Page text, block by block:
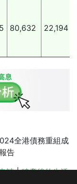
80,632 22,194
全港債務重組成
告
請|破產後的生活